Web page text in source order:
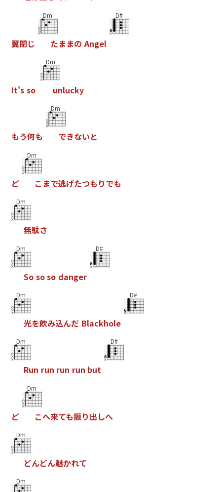
翼閉じ
Dm
たままの Angel
D#
It's so
Dm
unlucky
もう何も
Dm
できないと
ど
Dm
こ まで逃げたつもりでも
Dm
無駄さ
Dm
So soso danger
D#
Dm
光を飲み込んだ Blackhole
D#
Dm
Run run run run but
D#
ど
Dm
こへ来ても振り出しへ
Dm
どんどん魅かれて
Dm